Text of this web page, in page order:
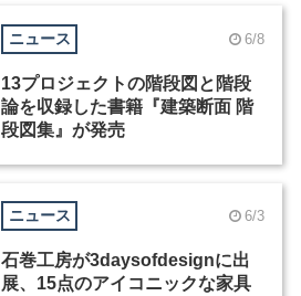
ニュース 6/8
13プロジェクトの階段図と階段
論を収録した書籍『建築断面 階
段図集』が発売
ニュース 6/3
石巻工房が3daysofdesignに出
展、15点のアイコニックな家具